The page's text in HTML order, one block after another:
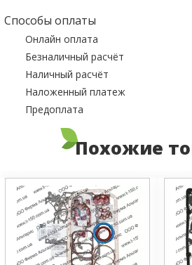
Способы оплаты
Онлайн оплата
Безналичный расчёт
Наличный расчёт
Наложенный платеж
Предоплата
Похожие